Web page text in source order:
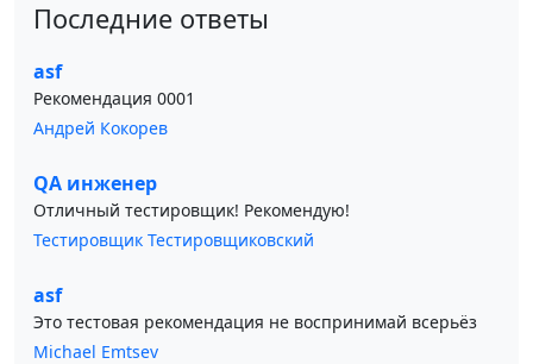
Последние ответы
asf
Рекомендация 0001
Андрей Кокорев
QA инженер
Отличный тестировщик! Рекомендую!
Тестировщик Тестировщиковский
asf
Это тестовая рекомендация не воспринимай всерьёз
Michael Emtsev